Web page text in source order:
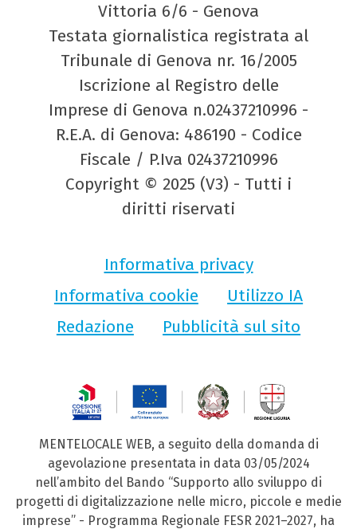
Vittoria 6/6 - Genova
Testata giornalistica registrata al
Tribunale di Genova nr. 16/2005
Iscrizione al Registro delle
Imprese di Genova n.02437210996 -
R.E.A. di Genova: 486190 - Codice
Fiscale / P.Iva 02437210996
Copyright © 2025 (V3) - Tutti i
diritti riservati
Informativa privacy
Informativa cookie
Utilizzo IA
Redazione
Pubblicità sul sito
MENTELOCALE WEB, a seguito della domanda di
agevolazione presentata in data 03/05/2024
nell’ambito del Bando “Supporto allo sviluppo di
progetti di digitalizzazione nelle micro, piccole e medie
imprese” - Programma Regionale FESR 2021–2027, ha